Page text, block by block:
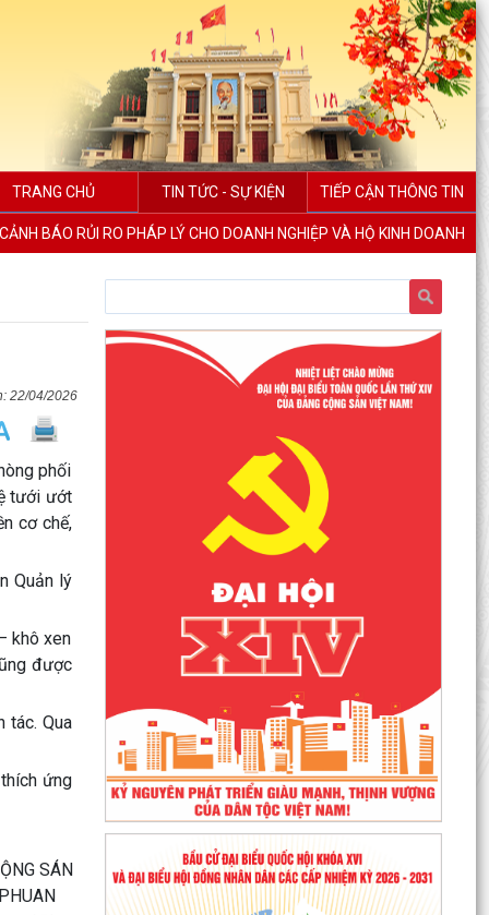
TRANG CHỦ TIN TỨC - SỰ KIỆN TIẾP CẬN THÔNG TIN
CẢNH BÁO RỦI RO PHÁP LÝ CHO DOANH NGHIỆP VÀ HỘ KINH DOANH
22/04/2026
phối
tưới ướt
cơ chế,
Quản lý
khô xen
được
tác. Qua
ứng